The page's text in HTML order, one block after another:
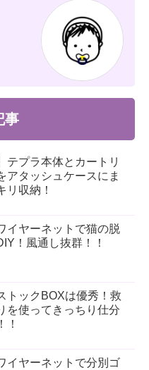
事
テプラ本体とカートリ
アタッシュケースにま
リ収納！
イヤーネットで猫の脱
！風通し抜群！！
トックBOXは優秀！救
を使ってきっちり仕分
！
イヤーネットで分別ゴ